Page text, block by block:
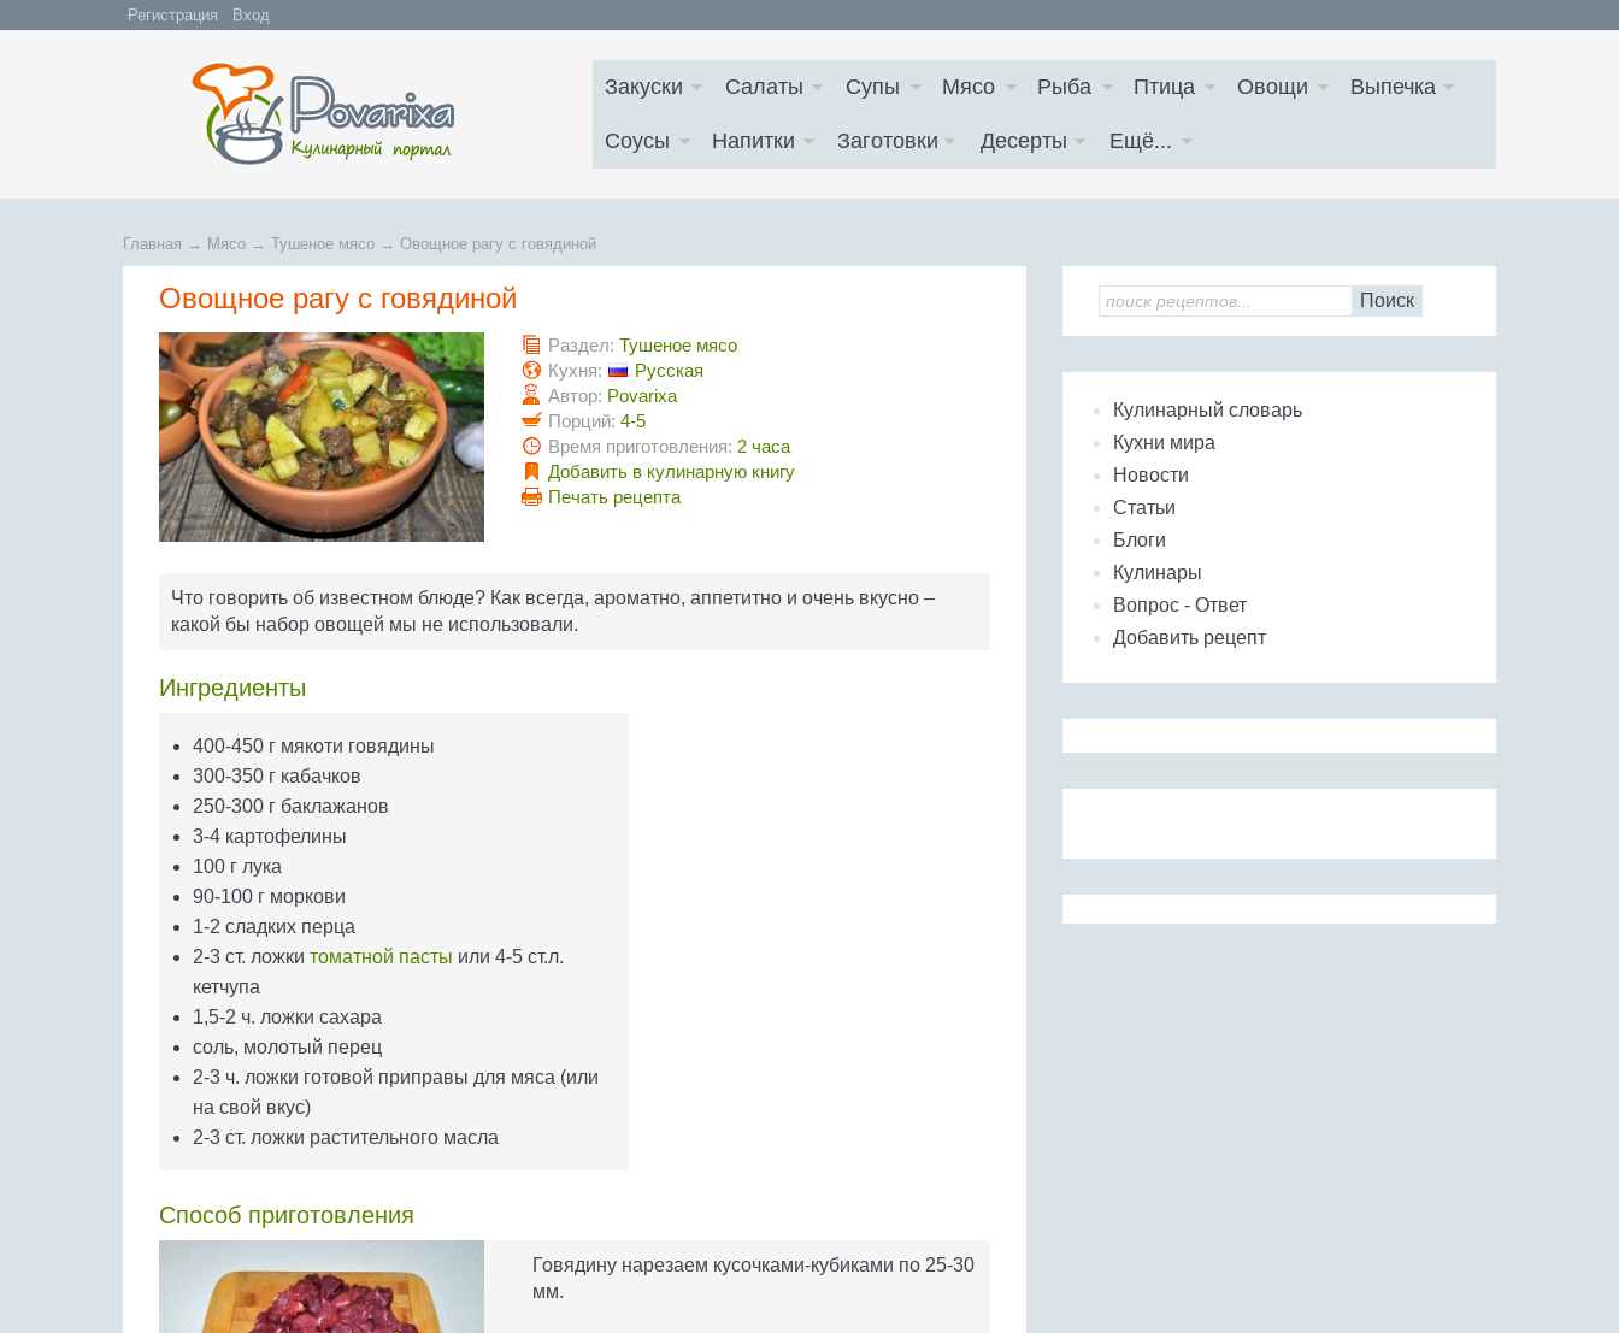
Регистрация Вход
Закуски Салаты Супы Мясо Рыба Птица Овощи Выпечка
Соусы Напитки Заготовки Десерты Ещё...
Главная → Мясо → Тушеное мясо → Овощное рагу с говядиной
Овощное рагу с говядиной
Раздел: Тушеное мясо
Кухня:
Русская
Автор: Povarixa
Порций: 4-5
Время приготовления: 2 часа
Добавить в кулинарную книгу
Печать рецепта
Что говорить об известном блюде? Как всегда, ароматно, аппетитно и очень вкусно –
какой бы набор овощей мы не использовали.
Ингредиенты
400-450 г мякоти говядины
300-350 г кабачков
250-300 г баклажанов
3-4 картофелины
100 г лука
90-100 г моркови
1-2 сладких перца
2-3 ст. ложки томатной пасты или 4-5 ст.л.
кетчупа
1,5-2 ч. ложки сахара
соль, молотый перец
2-3 ч. ложки готовой приправы для мяса (или
на свой вкус)
2-3 ст. ложки растительного масла
Способ приготовления
Говядину нарезаем кусочками-кубиками по 25-30
мм.
Поиск
Кулинарный словарь
Кухни мира
Новости
Статьи
Блоги
Кулинары
Вопрос - Ответ
Добавить рецепт